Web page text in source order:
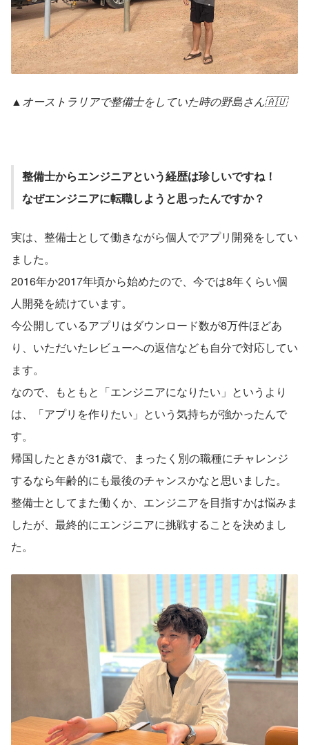
▲オーストラリアで整備士をしていた時の野島さん🇦🇺
整備士からエンジニアという経歴は珍しいですね！
なぜエンジニアに転職しようと思ったんですか？
実は、整備士として働きながら個人でアプリ開発をしてい
ました。
2016年か2017年頃から始めたので、今では8年くらい個
人開発を続けています。
今公開しているアプリはダウンロード数が8万件ほどあ
り、いただいたレビューへの返信なども自分で対応してい
ます。
なので、もともと「エンジニアになりたい」というより
は、「アプリを作りたい」という気持ちが強かったんで
す。
帰国したときが31歳で、まったく別の職種にチャレンジ
するなら年齢的にも最後のチャンスかなと思いました。
整備士としてまた働くか、エンジニアを目指すかは悩みま
したが、最終的にエンジニアに挑戦することを決めまし
た。